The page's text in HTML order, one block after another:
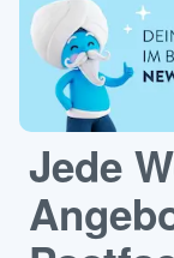
Jede